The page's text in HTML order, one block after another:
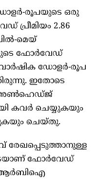
രൂപയുടെ ഒരു
പ്രീമിയം 2.86
മെയ്
ഫോര്‍വേഡ്
വാര്‍ഷിക ഡോളര്‍-രൂപ
ഇതോടെ
അണ്‍ഹെഡ്ജ്
കവര്‍ ചെയ്യുകയും
ചെയ്തു.
രേഖപ്പെടുത്താനുള്ള
ഫോര്‍വേഡ്
ആര്‍ബിഐ